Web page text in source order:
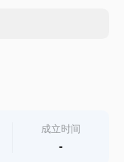
成立时间
-